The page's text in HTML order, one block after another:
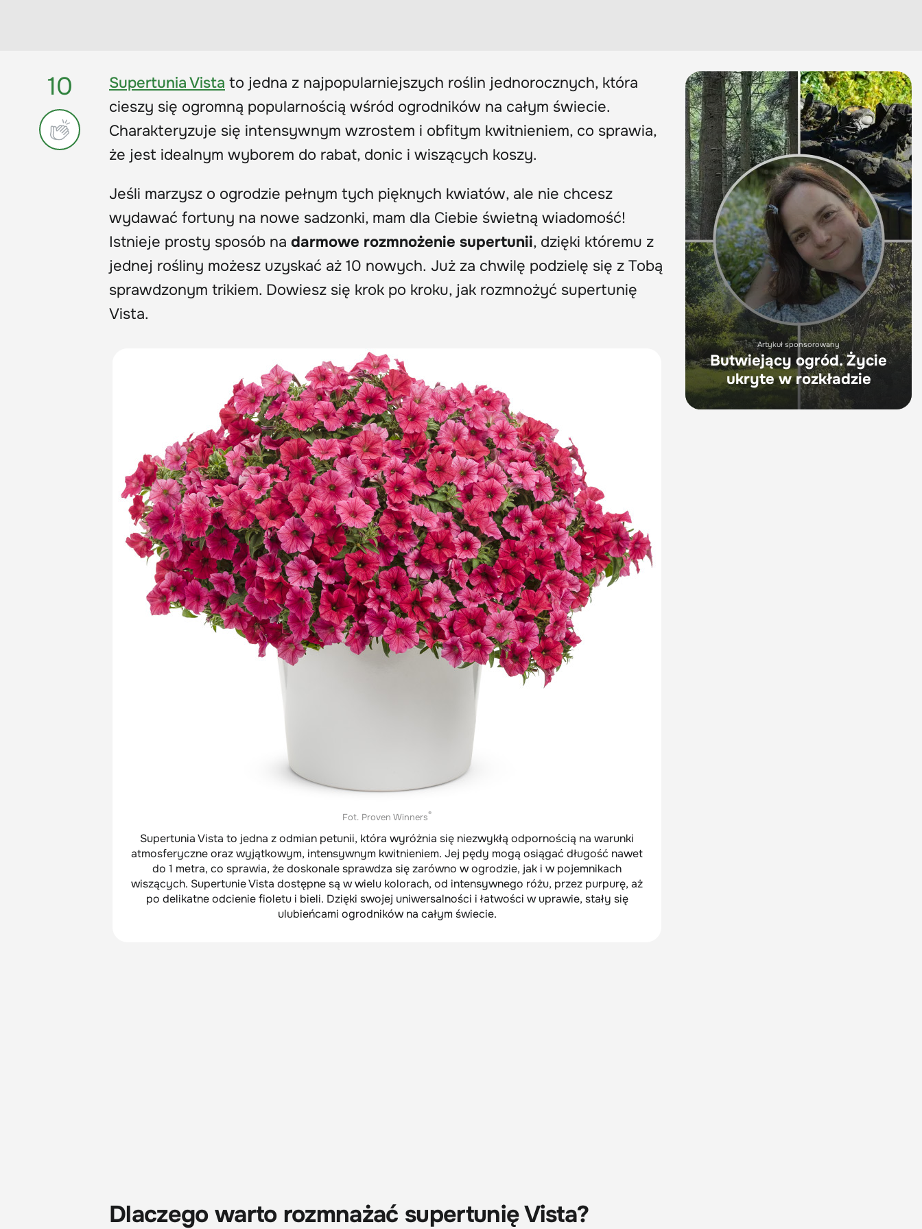
10 Supertunia Vista to jedna z najpopularniejszych roślin jednorocznych, która
cieszy się ogromną popularnością wśród ogrodników na całym świecie.
Charakteryzuje się intensywnym wzrostem i obfitym kwitnieniem, co sprawia,
że jest idealnym wyborem do rabat, donic i wiszących koszy.
Jeśli marzysz o ogrodzie pełnym tych pięknych kwiatów, ale nie chcesz
wydawać fortuny na nowe sadzonki, mam dla Ciebie świetną wiadomość!
Istnieje prosty sposób na darmowe rozmnożenie supertunii, dzięki któremu z
jednej rośliny możesz uzyskać aż 10 nowych. Już za chwilę podzielę się z Tobą
sprawdzonym trikiem. Dowiesz się krok po kroku, jak rozmnożyć supertunię
Vista.
Fot. Proven Winners®
Supertunia Vista to jedna z odmian petunii, która wyróżnia się niezwykłą odpornością na warunki
atmosferyczne oraz wyjątkowym, intensywnym kwitnieniem. Jej pędy mogą osiągać długość nawet
do 1 metra, co sprawia, że doskonale sprawdza się zarówno w ogrodzie, jak i w pojemnikach
wiszących. Supertunie Vista dostępne są w wielu kolorach, od intensywnego różu, przez purpurę, aż
po delikatne odcienie fioletu i bieli. Dzięki swojej uniwersalności i łatwości w uprawie, stały się
ulubieńcami ogrodników na całym świecie.
Dlaczego warto rozmnażać supertunię Vista?
Artykuł sponsorowany
Butwiejący ogród. Życie
ukryte w rozkładzie